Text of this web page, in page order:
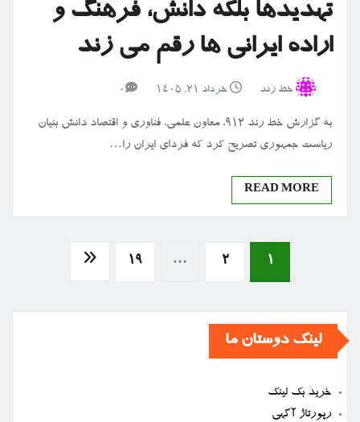
تهدیدها بلکه دانش، فرهنگ و
اراده ایرانی ها رقم می زند
خط رند خرداد ۲۱, ۱۴۰۵ 0
به گزارش خط رند 912، معاون علمی، فناوری و اقتصاد دانش بنیان
ریاست جمهوری تصریح کرد که فردای ایران را…
READ MORE
صفحه‌بندی
1
2
…
19
لینک دوستان ما
خرید بک لینک
رپورتاژ آگهی